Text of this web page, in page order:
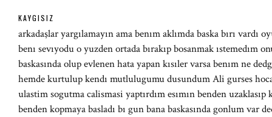
KAYGISIZ
arkadaşlar yargılamayın ama benım aklımda baska bırı vardı
benı sevıyodu o yuzden ortada bırakıp bosanmak ıstemedım
baskasında olup evlenen hata yapan kısıler varsa benım ne
hemde kurtulup kendı mutlulugumu dusundum Ali gurses
ulastim sogutma calismasi yaptırdım esımın benden uzaklasıp
benden kopmaya basladı bı gun bana baskasında gonlum var